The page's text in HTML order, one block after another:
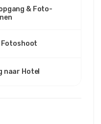
& Foto-
Fotoshoot
naar Hotel